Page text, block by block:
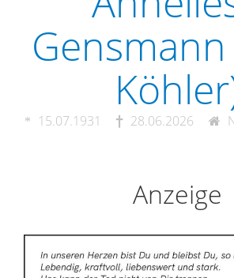
Gensmann
15.07.1931 28.06.2026
Anzeige